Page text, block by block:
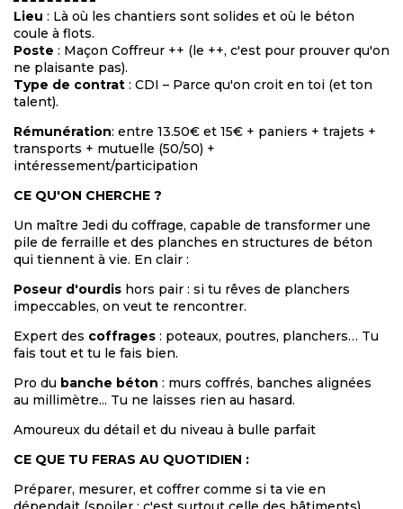
Lieu : Là où les chantiers sont solides et où le béton
coule à flots.
Poste : Maçon Coffreur ++ (le ++, c'est pour prouver qu'on
ne plaisante pas).
Type de contrat : CDI – Parce qu'on croit en toi (et ton
talent).
Rémunération: entre 13.50€ et 15€ + paniers + trajets +
transports + mutuelle (50/50) +
intéressement/participation
CE QU'ON CHERCHE ?
Un maître Jedi du coffrage, capable de transformer une
pile de ferraille et des planches en structures de béton
qui tiennent à vie. En clair :
Poseur d'ourdis hors pair : si tu rêves de planchers
impeccables, on veut te rencontrer.
Expert des coffrages : poteaux, poutres, planchers… Tu
fais tout et tu le fais bien.
Pro du banche béton : murs coffrés, banches alignées
au millimètre... Tu ne laisses rien au hasard.
Amoureux du détail et du niveau à bulle parfait
CE QUE TU FERAS AU QUOTIDIEN :
Préparer, mesurer, et coffrer comme si ta vie en